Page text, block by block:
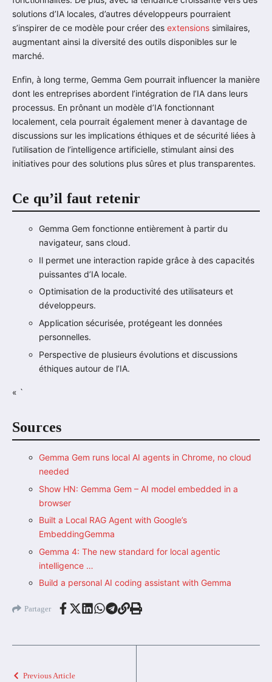
solutions d’IA locales, d’autres développeurs pourraient
s’inspirer de ce modèle pour créer des extensions similaires,
augmentant ainsi la diversité des outils disponibles sur le
marché.
Enfin, à long terme, Gemma Gem pourrait influencer la manière
dont les entreprises abordent l’intégration de l’IA dans leurs
processus. En prônant un modèle d’IA fonctionnant
localement, cela pourrait également mener à davantage de
discussions sur les implications éthiques et de sécurité liées à
l’utilisation de l’intelligence artificielle, stimulant ainsi des
initiatives pour des solutions plus sûres et plus transparentes.
Ce qu’il faut retenir
Gemma Gem fonctionne entièrement à partir du
navigateur, sans cloud.
Il permet une interaction rapide grâce à des capacités
puissantes d’IA locale.
Optimisation de la productivité des utilisateurs et
développeurs.
Application sécurisée, protégeant les données
personnelles.
Perspective de plusieurs évolutions et discussions
éthiques autour de l’IA.
« `
Sources
Gemma Gem runs local AI agents in Chrome, no cloud
needed
Show HN: Gemma Gem – AI model embedded in a
browser
Built a Local RAG Agent with Google’s
EmbeddingGemma
Gemma 4: The new standard for local agentic
intelligence …
Build a personal AI coding assistant with Gemma
Partager
Previous Article